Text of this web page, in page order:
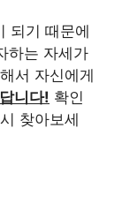
되기 때문에
하는 자세가
서 자신에게
니다! 확인
찾아보세